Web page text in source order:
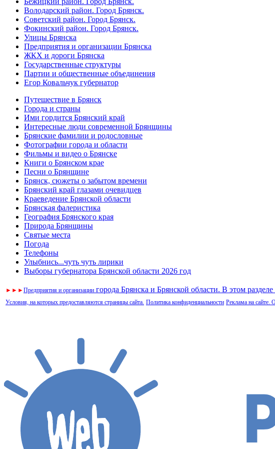
Володарский район. Город Брянск.
Советский район. Город Брянск.
Фокинский район. Город Брянск.
Улицы Брянска
Предприятия и организации Брянска
ЖКХ и дороги Брянска
Государственные структуры
Партии и общественные объединения
Егор Ковальчук губернатор
Путешествие в Брянск
Города и страны
Ими гордится Брянский край
Интересные люди современной Брянщины
Брянские фамилии и родословные
Фотографии города и области
Фильмы и видео о Брянске
Книги о Брянском крае
Песни о Брянщине
Брянск, сюжеты о забытом времени
Брянский край глазами очевидцев
Краеведение Брянской области
Брянская фалеристика
География Брянского края
Природа Брянщины
Святые места
Погода
Телефоны
Улыбнись...чуть чуть лирики
Выборы губернатора Брянской области 2026 год
► ► ►Предприятия и организации города Брянска и Брянской области. В этом
Условия, на которых предоставляются страницы сайта. Политика конфиденциальности Реклама на сайте.